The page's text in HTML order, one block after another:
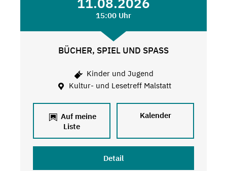
15:00 Uhr
BÜCHER, SPIEL UND SPASS
Kinder und Jugend
Kultur- und Lesetreff Malstatt
Auf meine
Liste
Kalender
Detail